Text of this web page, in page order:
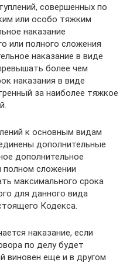
совершенных по
или особо тяжким
наказание
или полного сложения
наказание в виде
более чем
наказания в виде
за наиболее тяжкое
к основным видам
дополнительные
дополнительное
полном сложении
максимального срока
для данного вида
Кодекса.
наказание, если
по делу будет
виновен еще и в другом